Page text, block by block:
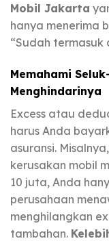
Mobil Jakarta
hanya menerima
“Sudah termasuk
Memahami
Menghindarinya
Excess atau
harus Anda
asuransi.
kerusakan mobil
10 juta, Anda
perusahaan
menghilangkan
tambahan.